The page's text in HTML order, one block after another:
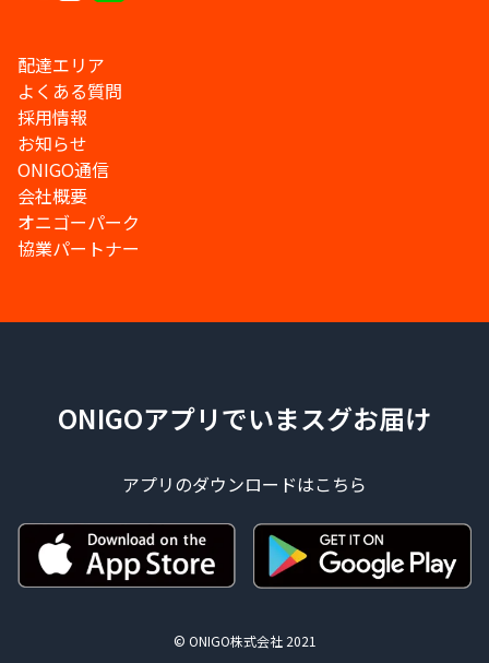
配達エリア
よくある質問
採用情報
お知らせ
ONIGO通信
会社概要
オニゴーパーク
協業パートナー
ONIGOアプリでいまスグお届け
アプリのダウンロードはこちら
© ONIGO株式会社 2021